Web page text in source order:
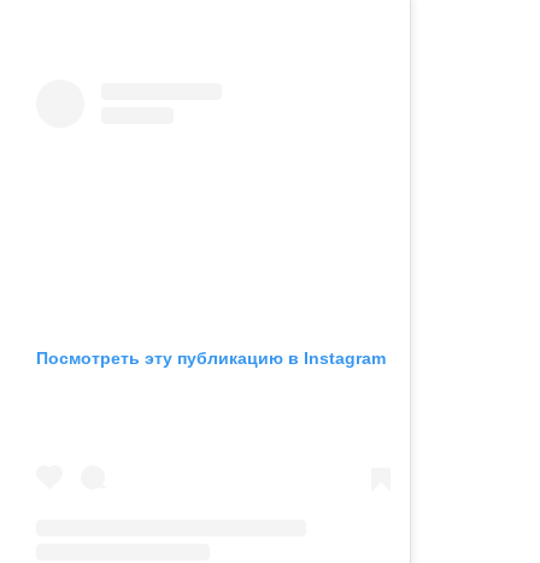
Посмотреть эту публикацию в Instagram